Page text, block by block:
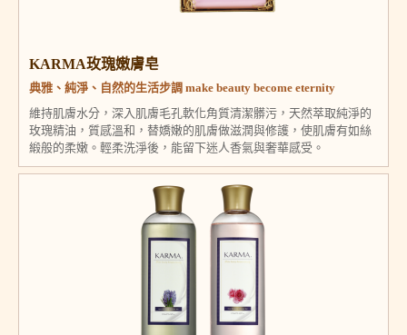
KARMA玫瑰嫩膚皂
典雅、純淨、自然的生活步調 make beauty become eternity
維持肌膚水分，深入肌膚毛孔軟化角質清潔髒污，天然萃取純淨的
玫瑰精油，質感溫和，替嬌嫩的肌膚做滋潤與修護，使肌膚有如絲
緞般的柔嫩。輕柔洗淨後，能留下迷人香氣與奢華感受。